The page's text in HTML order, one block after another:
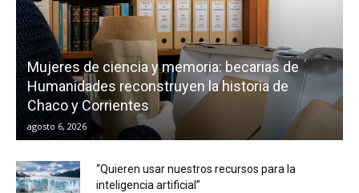
Mujeres de ciencia y memoria: becarias de
Humanidades reconstruyen la historia de
Chaco y Corrientes
agosto 6, 2026
“Quieren usar nuestros recursos para la
inteligencia artificial”